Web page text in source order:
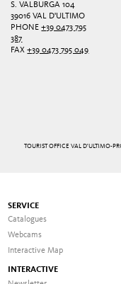
S. VALBURGA 104
39016 VAL D'ULTIMO
PHONE+39 0473 795
387
FAX+39 0473 795 049
TOURIST OFFICE VAL D'ULTIMO-
SERVICE
Catalogues
Webcams
Interactive Map
INTERACTIVE